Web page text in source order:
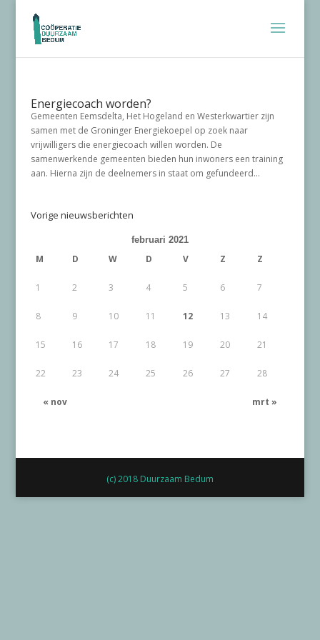
Energiecoach worden?
Gemeenten Eemsdelta, Het Hogeland en Westerkwartier zijn
samen met de Groninger Energiekoepel op zoek naar
vrijwilligers die energiecoach willen worden. De
samenwerkende gemeenten bieden hun inwoners een training
aan. Hierna zijn de deelnemers in staat om gefundeerd...
Vorige nieuwsberichten
februari 2021
M D W D V Z Z
« nov mrt »
1 2 3 4 5 6 7
8 9 10 11 12 13 14
15 16 17 18 19 20 21
22 23 24 25 26 27 28
(c) 2018 Duurzaam Bedum